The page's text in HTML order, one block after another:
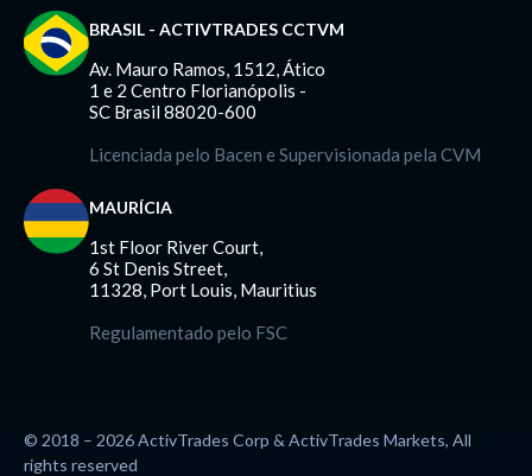
BRASIL - ACTIVTRADES CCTVM
Av. Mauro Ramos, 1512, Ático
1 e 2 Centro Florianópolis -
SC Brasil 88020-600
Licenciada pelo Bacen e Supervisionada pela CVM
MAURÍCIA
1st Floor River Court,
6 St Denis Street,
11328, Port Louis, Mauritius
Regulamentado pelo FSC
© 2018 – 2026 ActivTrades Corp & ActivTrades Markets, All
rights reserved